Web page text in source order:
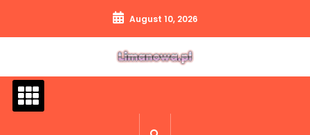
content
August 10, 2026